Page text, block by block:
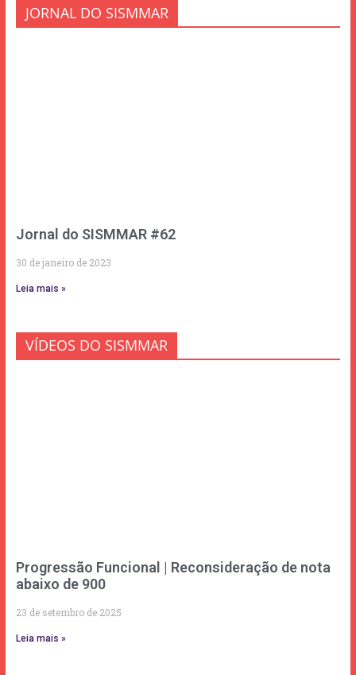
JORNAL DO SISMMAR
Jornal do SISMMAR #62
30 de janeiro de 2023
Leia mais »
VÍDEOS DO SISMMAR
Progressão Funcional | Reconsideração de nota
abaixo de 900
23 de setembro de 2025
Leia mais »